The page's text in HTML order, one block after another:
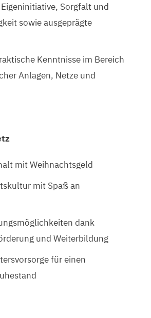
Sorgfalt und
sowie ausgeprägte
Kenntnisse im Bereich
Anlagen, Netze und
mit Weihnachtsgeld
mit Spaß an
dank
und Weiterbildung
für einen